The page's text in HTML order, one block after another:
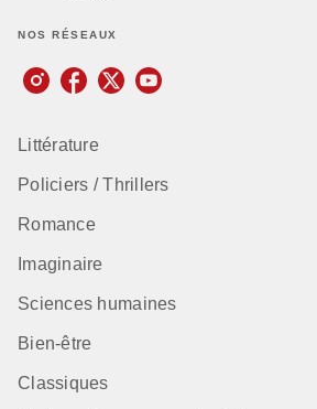
NOS RÉSEAUX
Littérature
Policiers / Thrillers
Romance
Imaginaire
Sciences humaines
Bien-être
Classiques